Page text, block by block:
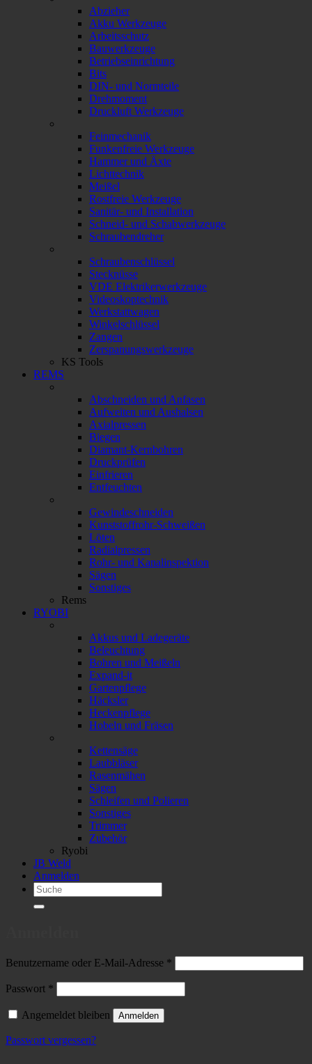
Abzieher
Akku Werkzeuge
Arbeitsschutz
Bauwerkzeuge
Betriebseinrichtung
Bits
DIN- und Normteile
Drehmoment
Druckluft Werkzeuge
Feinmechanik
Funkenfreie Werkzeuge
Hammer und Äxte
Lichttechnik
Meißel
Rostfreie Werkzeuge
Sanitär- und Installation
Schneid- und Schabwerkzeuge
Schraubendreher
Schraubenschlüssel
Stecknüsse
VDE Elektrikerwerkzeuge
Videoskoptechnik
Werkstattwagen
Winkelschlüssel
Zangen
Zerspanungswerkzeuge
KS Tools
REMS
Abschneiden und Anfasen
Aufweiten und Aushalsen
Axialpressen
Biegen
Diamant-Kernbohren
Druckprüfen
Einfrieren
Entfeuchten
Gewindeschneiden
Kunststoffrohr-Schweißen
Löten
Radialpressen
Rohr- und Kanalinspektion
Sägen
Sonstiges
Rems
RYOBI
Akkus und Ladegeräte
Beleuchtung
Bohren und Meißeln
Expand-it
Gartenpflege
Häcksler
Heckenpflege
Hobeln und Fräsen
Kettensäge
Laubbläser
Rasenmähen
Sägen
Schleifen und Polieren
Sonstiges
Trimmer
Zubehör
Ryobi
JB Weld
Anmelden
Suchen
nach:
Benutzername oder E-Mail-Adresse *
Passwort *
Angemeldet bleiben Anmelden
Passwort vergessen?